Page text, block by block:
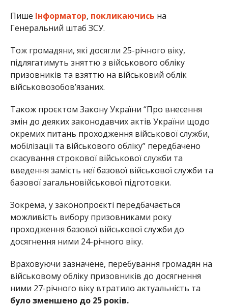
Пише Інформатор, покликаючись на
Генеральний штаб ЗСУ.
Тож громадяни, які досягли 25-річного віку,
підлягатимуть зняттю з військового обліку
призовників та взяттю на військовий облік
військовозобов’язаних.
Також проєктом Закону України “Про внесення
змін до деяких законодавчих актів України щодо
окремих питань проходження військової служби,
мобілізації та військового обліку” передбачено
скасування строкової військової служби та
введення замість неї базової військової служби та
базової загальновійськової підготовки.
Зокрема, у законопроєкті передбачається
можливість вибору призовниками року
проходження базової військової служби до
досягнення ними 24-річного віку.
Враховуючи зазначене, перебування громадян на
військовому обліку призовників до досягнення
ними 27-річного віку втратило актуальність та
було зменшено до 25 років.